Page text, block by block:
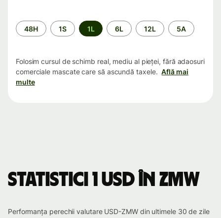
Perioada
48H 1S 1L 6L 12L 5A
Folosim cursul de schimb real, mediu al pieței, fără adaosuri
comerciale mascate care să ascundă taxele. Află mai
multe
Statistici 1 USD în ZMW
Performanța perechii valutare USD-ZMW din ultimele 30 de zile